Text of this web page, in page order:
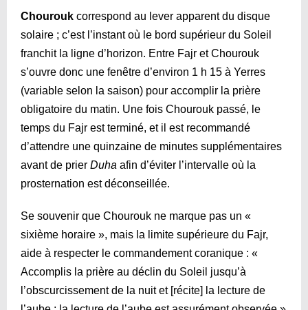
Chourouk correspond au lever apparent du disque
solaire ; c’est l’instant où le bord supérieur du Soleil
franchit la ligne d’horizon. Entre Fajr et Chourouk
s’ouvre donc une fenêtre d’environ 1 h 15 à Yerres
(variable selon la saison) pour accomplir la prière
obligatoire du matin. Une fois Chourouk passé, le
temps du Fajr est terminé, et il est recommandé
d’attendre une quinzaine de minutes supplémentaires
avant de prier Duha afin d’éviter l’intervalle où la
prosternation est déconseillée.
Se souvenir que Chourouk ne marque pas un «
sixième horaire », mais la limite supérieure du Fajr,
aide à respecter le commandement coranique : «
Accomplis la prière au déclin du Soleil jusqu’à
l’obscurcissement de la nuit et [récite] la lecture de